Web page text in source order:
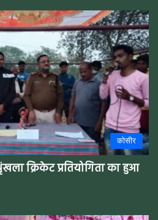
कोसीर
क्रिकेट प्रतियोगिता का हुआ